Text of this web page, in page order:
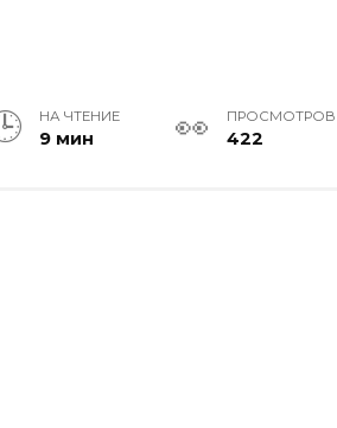
НА ЧТЕНИЕ
9 мин
ПРОСМОТРОВ
422